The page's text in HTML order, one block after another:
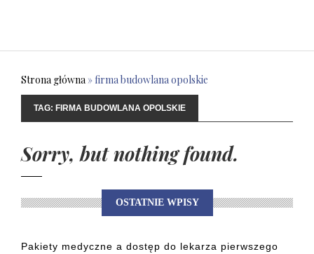
Strona główna»firma budowlana opolskie
TAG: FIRMA BUDOWLANA OPOLSKIE
Sorry, but nothing found.
OSTATNIE WPISY
Pakiety medyczne a dostęp do lekarza pierwszego